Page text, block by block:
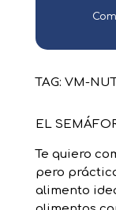
TAG: VM-
EL
Te quiero
pero
alimento